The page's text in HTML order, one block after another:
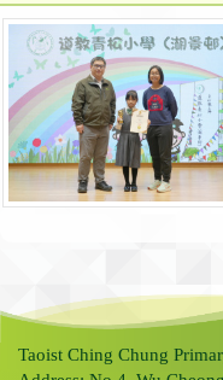
Taoist Ching Chung